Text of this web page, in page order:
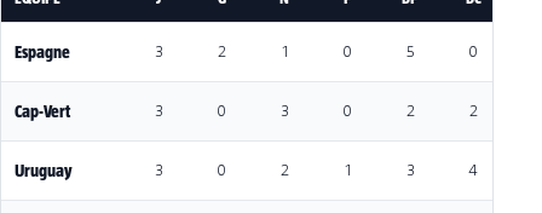
Espagne 3 2 1 0 5 0
Cap-Vert 3 0 3 0 2 2
Uruguay 3 0 2 1 3 4